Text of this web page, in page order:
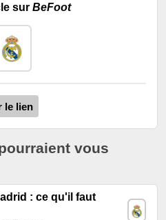
sur BeFoot
le lien
vous
: ce qu'il faut